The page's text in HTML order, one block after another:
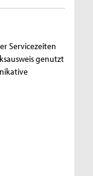
Servicezeiten
genutzt